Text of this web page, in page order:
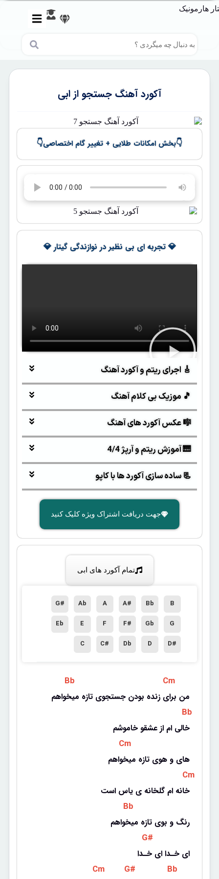
آکورد آهنگ جستجو از ابی
👇بخش امکانات طلایی + تغییر گام اختصاصی👇
💎 تجربه ای بی نظیر در نوازندگی گیتار 💎
🎸 اجرای ریتم و آکورد آهنگ
🎵 موزیک بی کلام آهنگ
🎼 عکس آکورد های آهنگ
🎹 آموزش ریتم و آرپژ 4/4
📃 ساده سازی آکورد ها با کاپو
جهت دریافت اشتراک ویژه کلیک کنید
تمام آکورد های ابی
B
Bb
A#
A
Ab
G#
G
Gb
F#
F
E
Eb
D#
D
Db
C#
C
Bb Cm
من برای زنده بودن جستجوی تازه میخواهم
Bb
خالی ام از عشقو خاموشم
Cm
های و هوی تازه میخواهم
Cm
خانه ام گلخانه ی یاس است
Bb
رنگ و بوی تازه میخواهم
G#
ای خـدا ای خـدا
Cm G# Bb